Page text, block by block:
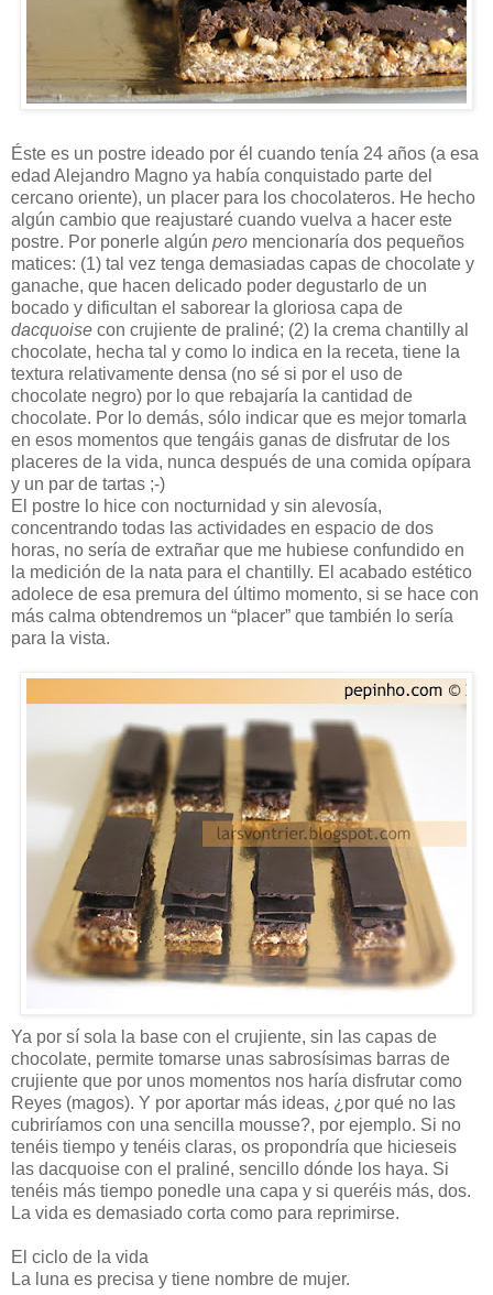
Éste es un postre ideado por él cuando tenía 24 años (a esa
edad Alejandro Magno ya había conquistado parte del
cercano oriente), un placer para los chocolateros. He hecho
algún cambio que reajustaré cuando vuelva a hacer este
postre. Por ponerle algún pero mencionaría dos pequeños
matices: (1) tal vez tenga demasiadas capas de chocolate y
ganache, que hacen delicado poder degustarlo de un
bocado y dificultan el saborear la gloriosa capa de
dacquoise con crujiente de praliné; (2) la crema chantilly al
chocolate, hecha tal y como lo indica en la receta, tiene la
textura relativamente densa (no sé si por el uso de
chocolate negro) por lo que rebajaría la cantidad de
chocolate. Por lo demás, sólo indicar que es mejor tomarla
en esos momentos que tengáis ganas de disfrutar de los
placeres de la vida, nunca después de una comida opípara
y un par de tartas ;-)
El postre lo hice con nocturnidad y sin alevosía,
concentrando todas las actividades en espacio de dos
horas, no sería de extrañar que me hubiese confundido en
la medición de la nata para el chantilly. El acabado estético
adolece de esa premura del último momento, si se hace con
más calma obtendremos un “placer” que también lo sería
para la vista.
Ya por sí sola la base con el crujiente, sin las capas de
chocolate, permite tomarse unas sabrosísimas barras de
crujiente que por unos momentos nos haría disfrutar como
Reyes (magos). Y por aportar más ideas, ¿por qué no las
cubriríamos con una sencilla mousse?, por ejemplo. Si no
tenéis tiempo y tenéis claras, os propondría que hicieseis
las dacquoise con el praliné, sencillo dónde los haya. Si
tenéis más tiempo ponedle una capa y si queréis más, dos.
La vida es demasiado corta como para reprimirse.
El ciclo de la vida
La luna es precisa y tiene nombre de mujer.